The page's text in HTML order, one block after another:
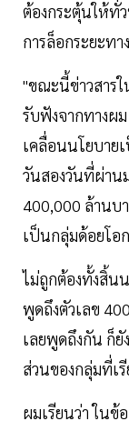
ต้องกระตุ้นให้ทั่
การล็อกระยะทาง
"ขณะนี้ข่าวสารใ
รับฟังจากทางผ
เคลื่อนนโยบาย
วันสองวันที่ผ่านม
400,000 ล้านบ
เป็นกลุ่มด้อยโอ
ไม่ถูกต้องทั้งสิ้น
พูดถึงตัวเลข
เลยพูดถึงกัน ก็ยั
ส่วนของกลุ่มที่เ
ผมเรียนว่า ในข้